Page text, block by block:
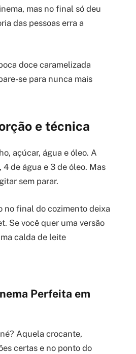
mas no final só deu
das pessoas erra a
doce caramelizada
se para nunca mais
e técnica
açúcar, água e óleo. A
de água e 3 de óleo. Mas
sem parar.
no final do cozimento deixa
Se você quer uma versão
calda de leite
Perfeita em
Aquela crocante,
certas e no ponto do